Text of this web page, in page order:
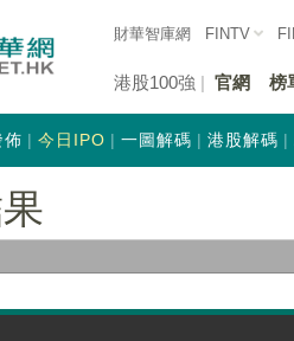
財華智庫網 FINTV
港股100強 官網 榜
佈 今日IPO 一圖解碼 港股解碼